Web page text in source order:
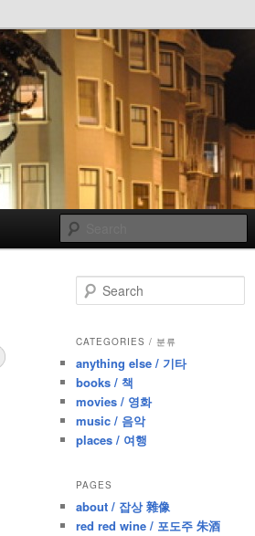
e
r
h
CATEGORIES / 분류
anything else / 기타
books / 책
movies / 영화
music / 음악
places / 여행
PAGES
about / 잡상 雜像
red red wine / 포도주 朱酒